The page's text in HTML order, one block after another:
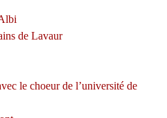
de Lavaur
le choeur de l’université de